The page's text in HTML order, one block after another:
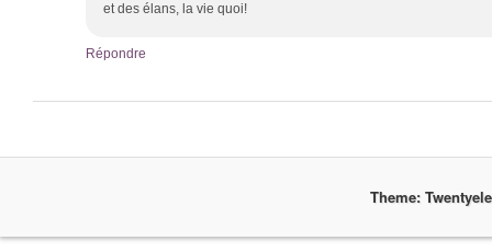
et des élans, la vie quoi!
Répondre
Theme: